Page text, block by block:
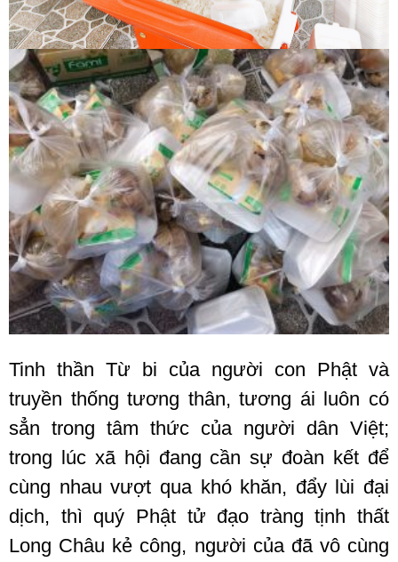
Tinh thần Từ bi của người con Phật và
truyền thống tương thân, tương ái luôn có
sẳn trong tâm thức của người dân Việt;
trong lúc xã hội đang cần sự đoàn kết để
cùng nhau vượt qua khó khăn, đẩy lùi đại
dịch, thì quý Phật tử đạo tràng tịnh thất
Long Châu kẻ công, người của đã vô cùng